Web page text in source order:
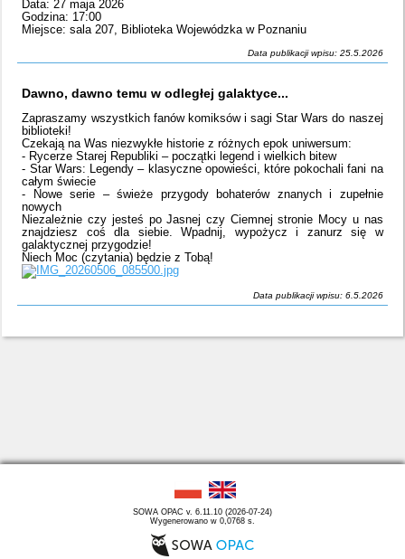
Data: 27 maja 2026
Godzina: 17:00
Miejsce: sala 207, Biblioteka Wojewódzka w Poznaniu
Data publikacji wpisu: 25.5.2026
Dawno, dawno temu w odległej galaktyce...
Zapraszamy wszystkich fanów komiksów i sagi Star Wars do naszej
biblioteki!
Czekają na Was niezwykłe historie z różnych epok uniwersum:
- Rycerze Starej Republiki – początki legend i wielkich bitew
- Star Wars: Legendy – klasyczne opowieści, które pokochali fani na
całym świecie
- Nowe serie – świeże przygody bohaterów znanych i zupełnie
nowych
Niezależnie czy jesteś po Jasnej czy Ciemnej stronie Mocy u nas
znajdziesz coś dla siebie. Wpadnij, wypożycz i zanurz się w
galaktycznej przygodzie!
Niech Moc (czytania) będzie z Tobą!
Data publikacji wpisu: 6.5.2026
SOWA OPAC v. 6.11.10 (2026-07-24)
Wygenerowano w 0,0768 s.